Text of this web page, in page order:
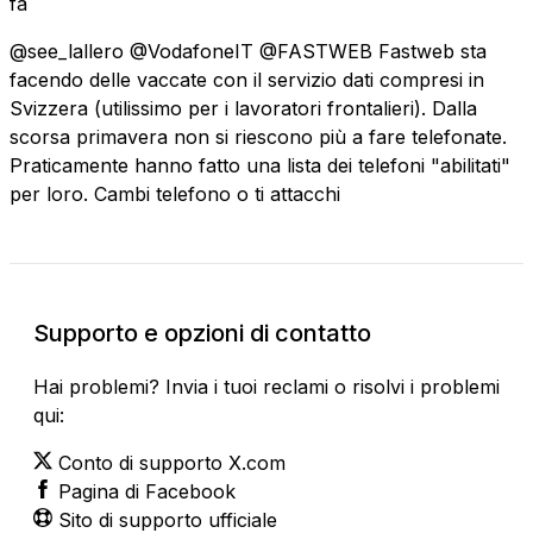
@see_lallero @VodafoneIT @FASTWEB Fastweb sta
facendo delle vaccate con il servizio dati compresi in
Svizzera (utilissimo per i lavoratori frontalieri). Dalla
scorsa primavera non si riescono più a fare telefonate.
Praticamente hanno fatto una lista dei telefoni "abilitati"
per loro. Cambi telefono o ti attacchi
Supporto e opzioni di contatto
Hai problemi? Invia i tuoi reclami o risolvi i problemi
qui:
Conto di supporto X.com
Pagina di Facebook
Sito di supporto ufficiale